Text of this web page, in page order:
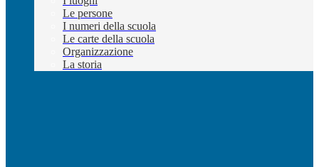
Le persone
I numeri della scuola
Le carte della scuola
Organizzazione
La storia